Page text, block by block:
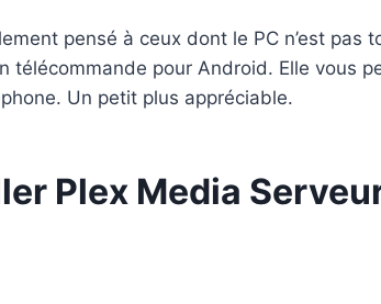
pensé à ceux dont le PC n’est pas
télécommande pour Android. Elle vous
Un petit plus appréciable.
Plex Media